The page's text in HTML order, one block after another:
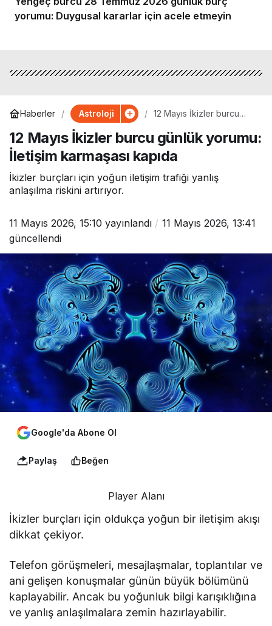
yorumu: Duygusal kararlar için acele etmeyin
Haberler Astroloji
12 Mayıs İkizler burcu
karmaşası kapıda
12 Mayıs İkizler burcu günlük yorumu:
İletişim karmaşası kapıda
İkizler burçları için yoğun iletişim trafiği yanlış
anlaşılma riskini artırıyor.
11 Mayıs 2026, 15:10 yayınlandı
11 Mayıs 2026, 13:41
güncellendi
Google'da Abone Ol
Paylaş Beğen
Player Alanı
İkizler burçları için oldukça yoğun bir iletişim akışı
dikkat çekiyor.
Telefon görüşmeleri, mesajlaşmalar, toplantılar ve
ani gelişen konuşmalar günün büyük bölümünü
kaplayabilir. Ancak bu yoğunluk bilgi karışıklığına
ve yanlış anlaşılmalara zemin hazırlayabilir.